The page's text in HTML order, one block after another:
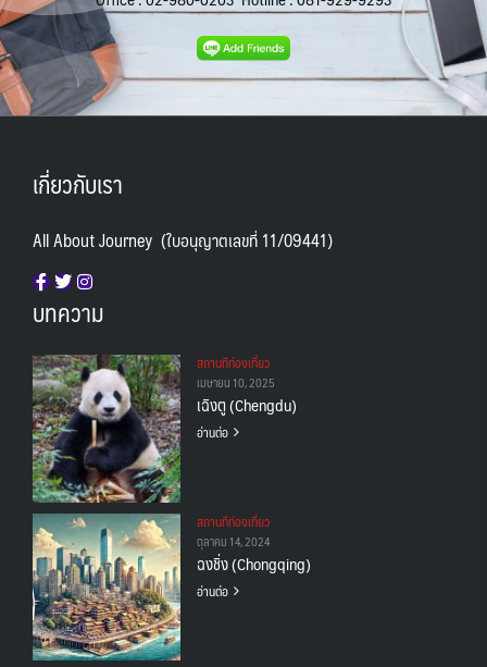
เกี่ยวกับเรา
All About Journey (ใบอนุญาตเลขที่ 11/09441)
บทความ
สถานทีท่องเที่ยว
เมษายน 10, 2025
เฉิงตู (Chengdu)
อ่านต่อ
สถานทีท่องเที่ยว
ตุลาคม 14, 2024
ฉงชิ่ง (Chongqing)
อ่านต่อ